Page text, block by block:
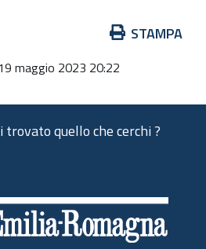
STAMPA
maggio 2023 20:22
trovato quello che cerchi ?